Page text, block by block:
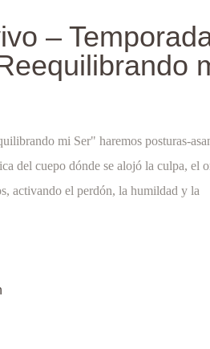
–
mi Ser" haremos posturas-
del cuepo dónde se alojó la culpa, el
activando el perdón, la humildad y la